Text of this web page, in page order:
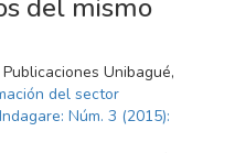
del mismo
Unibagué,
del sector
Indagare: Núm. 3 (2015):